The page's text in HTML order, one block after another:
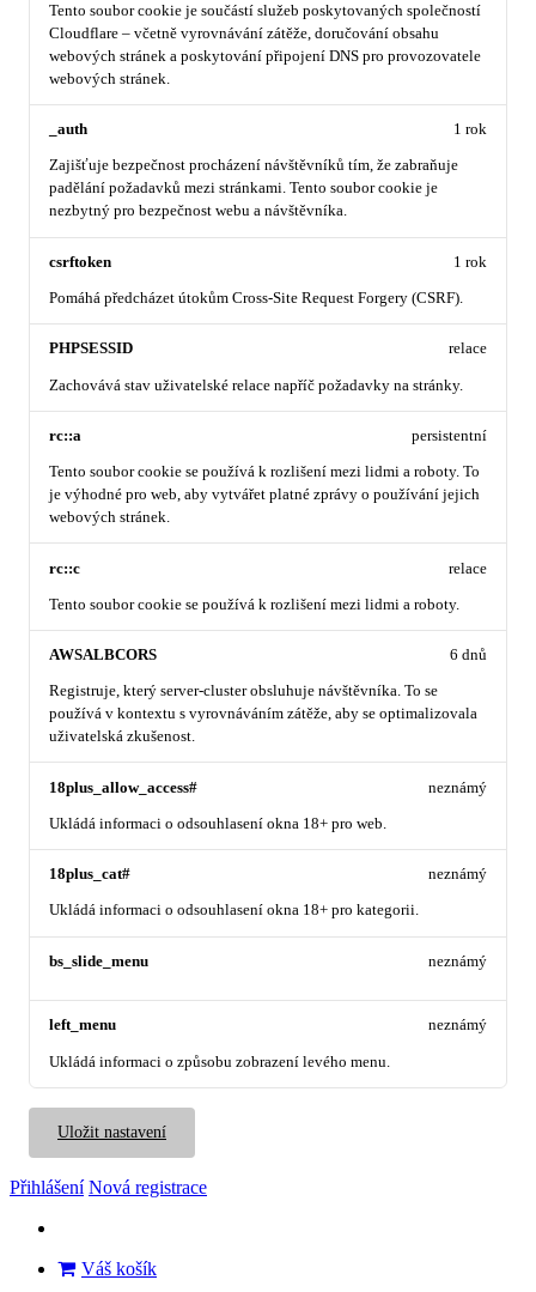
Tento soubor cookie je součástí služeb poskytovaných společností
Cloudflare – včetně vyrovnávání zátěže, doručování obsahu
webových stránek a poskytování připojení DNS pro provozovatele
webových stránek.
_auth
Zajišťuje bezpečnost procházení návštěvníků tím, že zabraňuje
padělání požadavků mezi stránkami. Tento soubor cookie je
nezbytný pro bezpečnost webu a návštěvníka.
1 rok
csrftoken
Pomáhá předcházet útokům Cross-Site Request Forgery (CSRF).
1 rok
PHPSESSID
Zachovává stav uživatelské relace napříč požadavky na stránky.
relace
rc::a
Tento soubor cookie se používá k rozlišení mezi lidmi a roboty. To
je výhodné pro web, aby vytvářet platné zprávy o používání jejich
webových stránek.
persistentní
rc::c
Tento soubor cookie se používá k rozlišení mezi lidmi a roboty.
relace
AWSALBCORS
Registruje, který server-cluster obsluhuje návštěvníka. To se
používá v kontextu s vyrovnáváním zátěže, aby se optimalizovala
uživatelská zkušenost.
6 dnů
18plus_allow_access#
Ukládá informaci o odsouhlasení okna 18+ pro web.
neznámý
18plus_cat#
Ukládá informaci o odsouhlasení okna 18+ pro kategorii.
neznámý
bs_slide_menu neznámý
left_menu
Ukládá informaci o způsobu zobrazení levého menu.
neznámý
Uložit nastavení
Přihlášení Nová registrace
Váš košík